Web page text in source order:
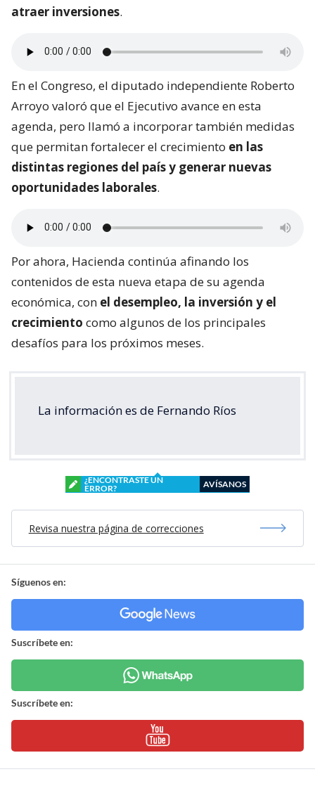
atraer inversiones.
En el Congreso, el diputado independiente Roberto
Arroyo valoró que el Ejecutivo avance en esta
agenda, pero llamó a incorporar también medidas
que permitan fortalecer el crecimiento en las
distintas regiones del país y generar nuevas
oportunidades laborales.
Por ahora, Hacienda continúa afinando los
contenidos de esta nueva etapa de su agenda
económica, con el desempleo, la inversión y el
crecimiento como algunos de los principales
desafíos para los próximos meses.
La información es de Fernando Ríos
¿ENCONTRASTE UN
ERROR?
AVÍSANOS
Revisa nuestra página de correcciones
Síguenos en:
Suscríbete en:
Suscríbete en: